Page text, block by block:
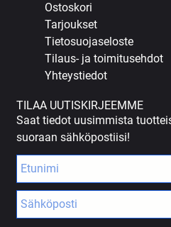
Ostoskori
Tarjoukset
Tietosuojaseloste
Tilaus- ja toimitusehdot
Yhteystiedot
TILAA UUTISKIRJEEMME
Saat tiedot uusimmista
suoraan sähköpostiisi!